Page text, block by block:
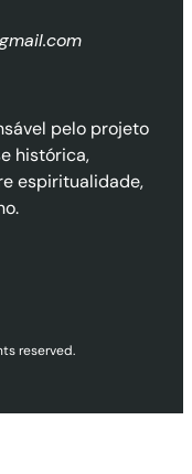
pelo projeto
histórica,
espiritualidade,
reserved.